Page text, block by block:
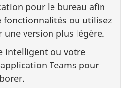
pour le bureau afin
fonctionnalités ou utilisez
une version plus légère.
intelligent ou votre
Teams pour